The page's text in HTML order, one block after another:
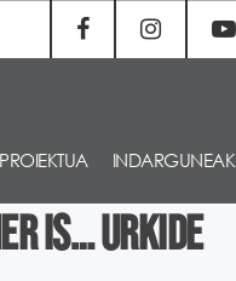
INDARGUNEAK
is… Urkide